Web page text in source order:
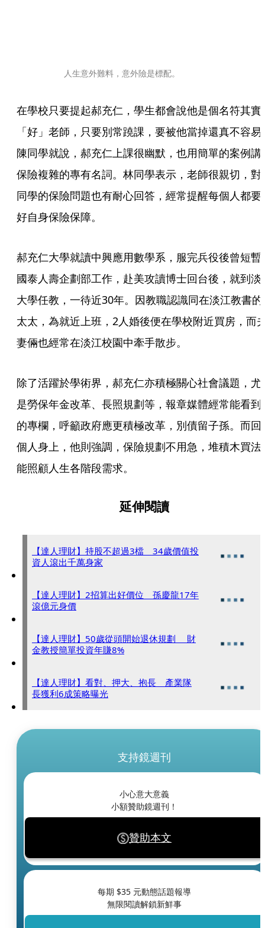
人生意外難料，意外險是標配。
在學校只要提起郝充仁，學生都會說他是個名符其實
「好」老師，只要別常蹺課，要被他當掉還真不容易
陳同學就說，郝充仁上課很幽默，也用簡單的案例講
保險複雜的專有名詞。林同學表示，老師很親切，對
同學的保險問題也有耐心回答，經常提醒每個人都要
好自身保險保障。
郝充仁大學就讀中興應用數學系，服完兵役後曾短暫
國泰人壽企劃部工作，赴美攻讀博士回台後，就到淡
大學任教，一待近30年。因教職認識同在淡江教書的
太太，為就近上班，2人婚後便在學校附近買房，而
妻倆也經常在淡江校園中牽手散步。
除了活躍於學術界，郝充仁亦積極關心社會議題，尤
是勞保年金改革、長照規劃等，報章媒體經常能看到
的專欄，呼籲政府應更積極改革，別債留子孫。而回
個人身上，他則強調，保險規劃不用急，堆積木買法
能照顧人生各階段需求。
延伸閱讀
【達人理財】持股不超過3檔 34歲價值投
資人滾出千萬身家
【達人理財】2招算出好價位 孫慶龍17年
滾億元身價
【達人理財】50歲從頭開始退休規劃 財
金教授簡單投資年賺8%
【達人理財】看對、押大、抱長 產業隊
長獲利6成策略曝光
支持鏡週刊
小心意大意義
小額贊助鏡週刊！
贊助本文
每期 $35 元動態話題報導
無限閱讀解鎖新鮮事